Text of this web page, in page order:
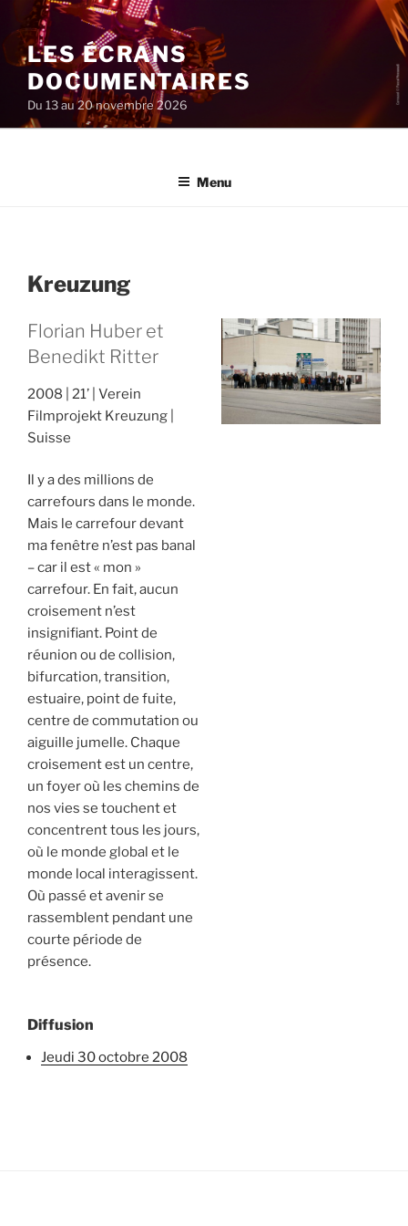
au
contenu
principal
LES ÉCRANS
DOCUMENTAIRES
Du 13 au 20 novembre 2026
Menu
Kreuzung
Florian Huber et
Benedikt Ritter
2008 21’ Verein
Filmprojekt Kreuzung
Suisse
Il y a des millions de
carrefours dans le monde.
Mais le carrefour devant
ma fenêtre n’est pas banal
– car il est « mon »
carrefour. En fait, aucun
croisement n’est
insignifiant. Point de
réunion ou de collision,
bifurcation, transition,
estuaire, point de fuite,
centre de commutation ou
aiguille jumelle. Chaque
croisement est un centre,
un foyer où les chemins de
nos vies se touchent et
concentrent tous les jours,
où le monde global et le
monde local interagissent.
Où passé et avenir se
rassemblent pendant une
courte période de
présence.
Diffusion
jeudi 30 octobre 2008